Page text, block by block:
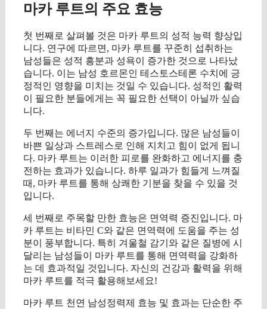
마카 루트의 주요 효능
첫 번째로 살펴볼 것은 마카 루트의 성적 능력 향상입
니다. 연구에 따르면, 마카 루트를 꾸준히 섭취하는
남성들은 성적 흥분과 성욕이 증가한 것으로 나타났
습니다. 이는 남성 호르몬인 테스토스테론 수치에 긍
정적인 영향을 미치는 것일 수 있습니다. 성적인 활력
이 필요한 분들에게는 꼭 필요한 선택이 아닐까 싶습
니다.
두 번째는 에너지 수준의 증가입니다. 많은 남성들이
바쁜 일상과 스트레스로 인해 지치고 힘이 없게 됩니
다. 마카 루트는 이러한 피로를 완화하고 에너지를 충
전하는 효과가 있습니다. 하루 일과가 힘들게 느껴질
때, 마카 루트를 통해 상쾌한 기분을 찾을 수 있을 것
입니다.
세 번째로 주목할 만한 효능은 면역력 증진입니다. 마
카 루트는 비타민 C와 같은 면역력에 도움을 주는 성
분이 풍부합니다. 특히 겨울철 감기와 같은 질병에 시
달리는 남성들이 마카 루트를 통해 면역력을 강화하
는 데 효과적일 것입니다. 자신의 건강과 활력을 위해
마카 루트를 적극 활용해보세요!
마카 루트 천연 남성정력제 효능 및 효과는 단순한 주